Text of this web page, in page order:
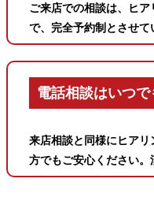
ご来店での相談は、ヒ
で、完全予約制とさせて
電話相談はいつで
来店相談と同様にヒア
方でもご安心ください。